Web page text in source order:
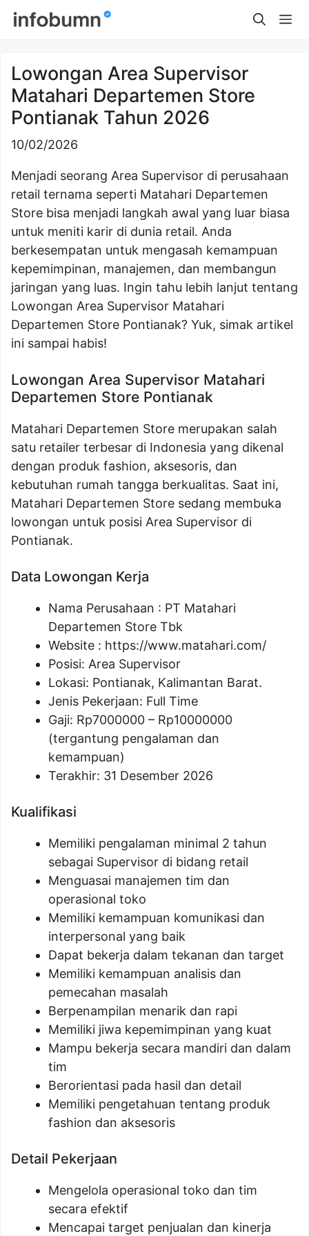
Skip
Lowongan Area Supervisor
Matahari Departemen Store
Pontianak Tahun 2026
10/02/2026
Menjadi seorang Area Supervisor di perusahaan
retail ternama seperti Matahari Departemen
Store bisa menjadi langkah awal yang luar biasa
untuk meniti karir di dunia retail. Anda
berkesempatan untuk mengasah kemampuan
kepemimpinan, manajemen, dan membangun
jaringan yang luas. Ingin tahu lebih lanjut tentang
Lowongan Area Supervisor Matahari
Departemen Store Pontianak? Yuk, simak artikel
ini sampai habis!
Lowongan Area Supervisor Matahari
Departemen Store Pontianak
Matahari Departemen Store merupakan salah
satu retailer terbesar di Indonesia yang dikenal
dengan produk fashion, aksesoris, dan
kebutuhan rumah tangga berkualitas. Saat ini,
Matahari Departemen Store sedang membuka
lowongan untuk posisi Area Supervisor di
Pontianak.
Data Lowongan Kerja
Nama Perusahaan : PT Matahari
Departemen Store Tbk
Website : https://www.matahari.com/
Posisi: Area Supervisor
Lokasi: Pontianak, Kalimantan Barat.
Jenis Pekerjaan: Full Time
Gaji: Rp7000000 – Rp10000000
(tergantung pengalaman dan
kemampuan)
Terakhir: 31 Desember 2026
Kualifikasi
Memiliki pengalaman minimal 2 tahun
sebagai Supervisor di bidang retail
Menguasai manajemen tim dan
operasional toko
Memiliki kemampuan komunikasi dan
interpersonal yang baik
Dapat bekerja dalam tekanan dan target
Memiliki kemampuan analisis dan
pemecahan masalah
Berpenampilan menarik dan rapi
Memiliki jiwa kepemimpinan yang kuat
Mampu bekerja secara mandiri dan dalam
tim
Berorientasi pada hasil dan detail
Memiliki pengetahuan tentang produk
fashion dan aksesoris
Detail Pekerjaan
Mengelola operasional toko dan tim
secara efektif
Mencapai target penjualan dan kinerja